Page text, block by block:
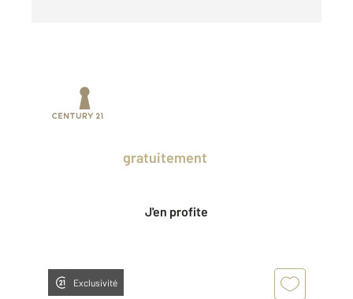
gratuitement
J'en profite
Exclusivité